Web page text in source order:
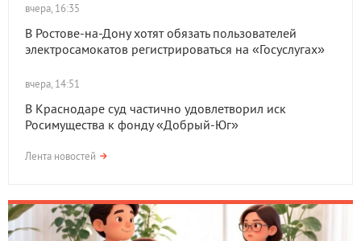
вчера, 16:35
В Ростове-на-Дону хотят обязать пользователей
электросамокатов регистрироваться на «Госуслугах»
вчера, 14:51
В Краснодаре суд частично удовлетворил иск
Росимущества к фонду «Добрый-Юг»
Лента новостей